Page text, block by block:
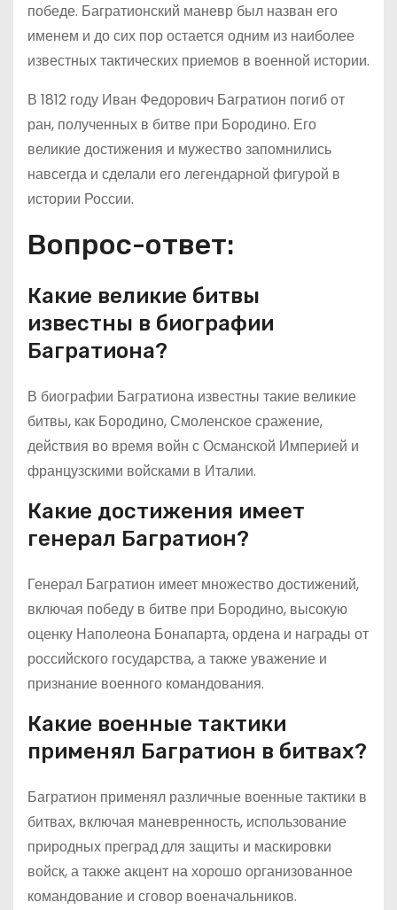
победе. Багратионский маневр был назван его
именем и до сих пор остается одним из наиболее
известных тактических приемов в военной истории.
В 1812 году Иван Федорович Багратион погиб от
ран, полученных в битве при Бородино. Его
великие достижения и мужество запомнились
навсегда и сделали его легендарной фигурой в
истории России.
Вопрос-ответ:
Какие великие битвы
известны в биографии
Багратиона?
В биографии Багратиона известны такие великие
битвы, как Бородино, Смоленское сражение,
действия во время войн с Османской Империей и
французскими войсками в Италии.
Какие достижения имеет
генерал Багратион?
Генерал Багратион имеет множество достижений,
включая победу в битве при Бородино, высокую
оценку Наполеона Бонапарта, ордена и награды от
российского государства, а также уважение и
признание военного командования.
Какие военные тактики
применял Багратион в битвах?
Багратион применял различные военные тактики в
битвах, включая маневренность, использование
природных преград для защиты и маскировки
войск, а также акцент на хорошо организованное
командование и сговор военачальников.